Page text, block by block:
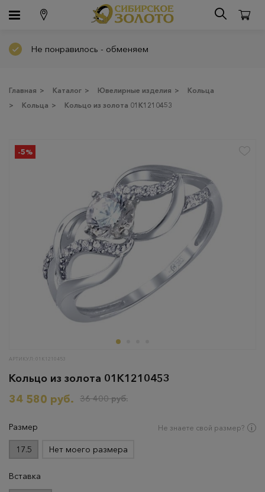
Не понравилось - обменяем
Главная > Каталог > Ювелирные изделия >
Кольца
>
Кольца > Кольцо из золота 01К1210453
-5%
АРТИКУЛ: 01К1210453
Кольцо из золота 01К1210453
34 580 руб.
36 400 руб.
Размер Не знаете свой размер?
17.5 Нет моего размера
Вставка